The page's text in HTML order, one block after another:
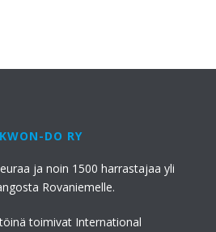
DO RY
ja noin 1500 harrastajaa yli
Rovaniemelle.
toimivat International